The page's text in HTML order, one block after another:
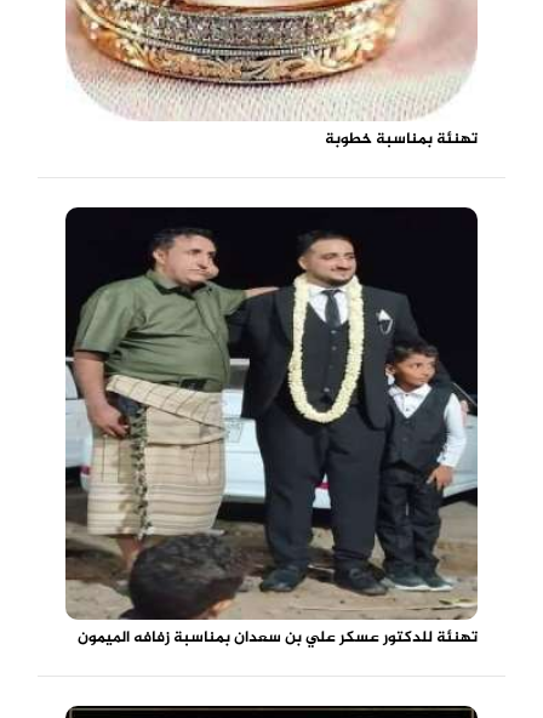
تهنئة بمناسبة خطوبة
تهنئة للدكتور عسكر علي بن سعدان بمناسبة زفافه الميمون